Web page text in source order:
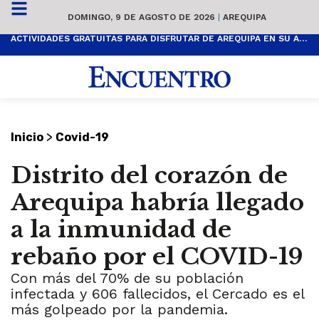
DOMINGO, 9 DE AGOSTO DE 2026 | AREQUIPA
ACTIVIDADES GRATUITAS PARA DISFRUTAR DE AREQUIPA EN SU ANIVERSARIO
Inicio > Covid-19
Distrito del corazón de
Arequipa habría llegado
a la inmunidad de
rebaño por el COVID-19
Con más del 70% de su población
infectada y 606 fallecidos, el Cercado es el
más golpeado por la pandemia.